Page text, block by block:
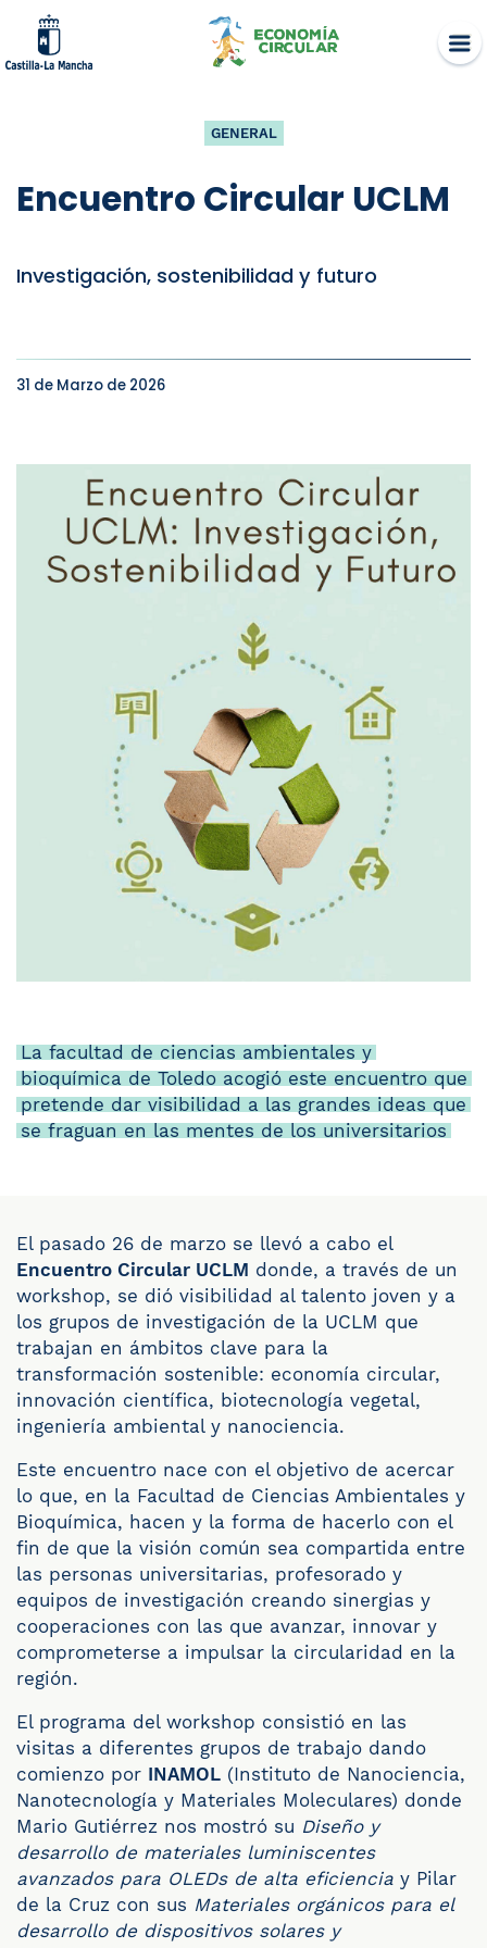
content
GENERAL
Encuentro Circular UCLM
Investigación, sostenibilidad y futuro
31 de Marzo de 2026
La facultad de ciencias ambientales y
bioquímica de Toledo acogió este encuentro que
pretende dar visibilidad a las grandes ideas que
se fraguan en las mentes de los universitarios
El pasado 26 de marzo se llevó a cabo el
Encuentro Circular UCLM donde, a través de un
workshop, se dió visibilidad al talento joven y a
los grupos de investigación de la UCLM que
trabajan en ámbitos clave para la
transformación sostenible: economía circular,
innovación científica, biotecnología vegetal,
ingeniería ambiental y nanociencia.
Este encuentro nace con el objetivo de acercar
lo que, en la Facultad de Ciencias Ambientales y
Bioquímica, hacen y la forma de hacerlo con el
fin de que la visión común sea compartida entre
las personas universitarias, profesorado y
equipos de investigación creando sinergias y
cooperaciones con las que avanzar, innovar y
comprometerse a impulsar la circularidad en la
región.
El programa del workshop consistió en las
visitas a diferentes grupos de trabajo dando
comienzo por INAMOL (Instituto de Nanociencia,
Nanotecnología y Materiales Moleculares) donde
Mario Gutiérrez nos mostró su Diseño y
desarrollo de materiales luminiscentes
avanzados para OLEDs de alta eficiencia y Pilar
de la Cruz con sus Materiales orgánicos para el
desarrollo de dispositivos solares y